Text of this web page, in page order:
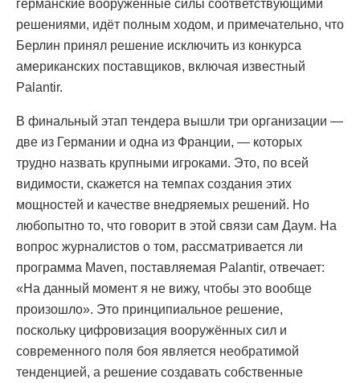
германские вооружённые силы соответствующими
решениями, идёт полным ходом, и примечательно, что
Берлин принял решение исключить из конкурса
американских поставщиков, включая известный
Palantir.
В финальный этап тендера вышли три организации —
две из Германии и одна из Франции, — которых
трудно назвать крупными игроками. Это, по всей
видимости, скажется на темпах создания этих
мощностей и качестве внедряемых решений. Но
любопытно то, что говорит в этой связи сам Даум. На
вопрос журналистов о том, рассматривается ли
программа Maven, поставляемая Palantir, отвечает:
«На данный момент я не вижу, чтобы это вообще
произошло». Это принципиальное решение,
поскольку цифровизация вооружённых сил и
современного поля боя является необратимой
тенденцией, а решение создавать собственные